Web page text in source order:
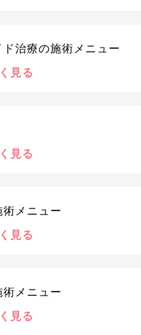
治療の施術メニュー
見る
見る
メニュー
見る
メニュー
見る